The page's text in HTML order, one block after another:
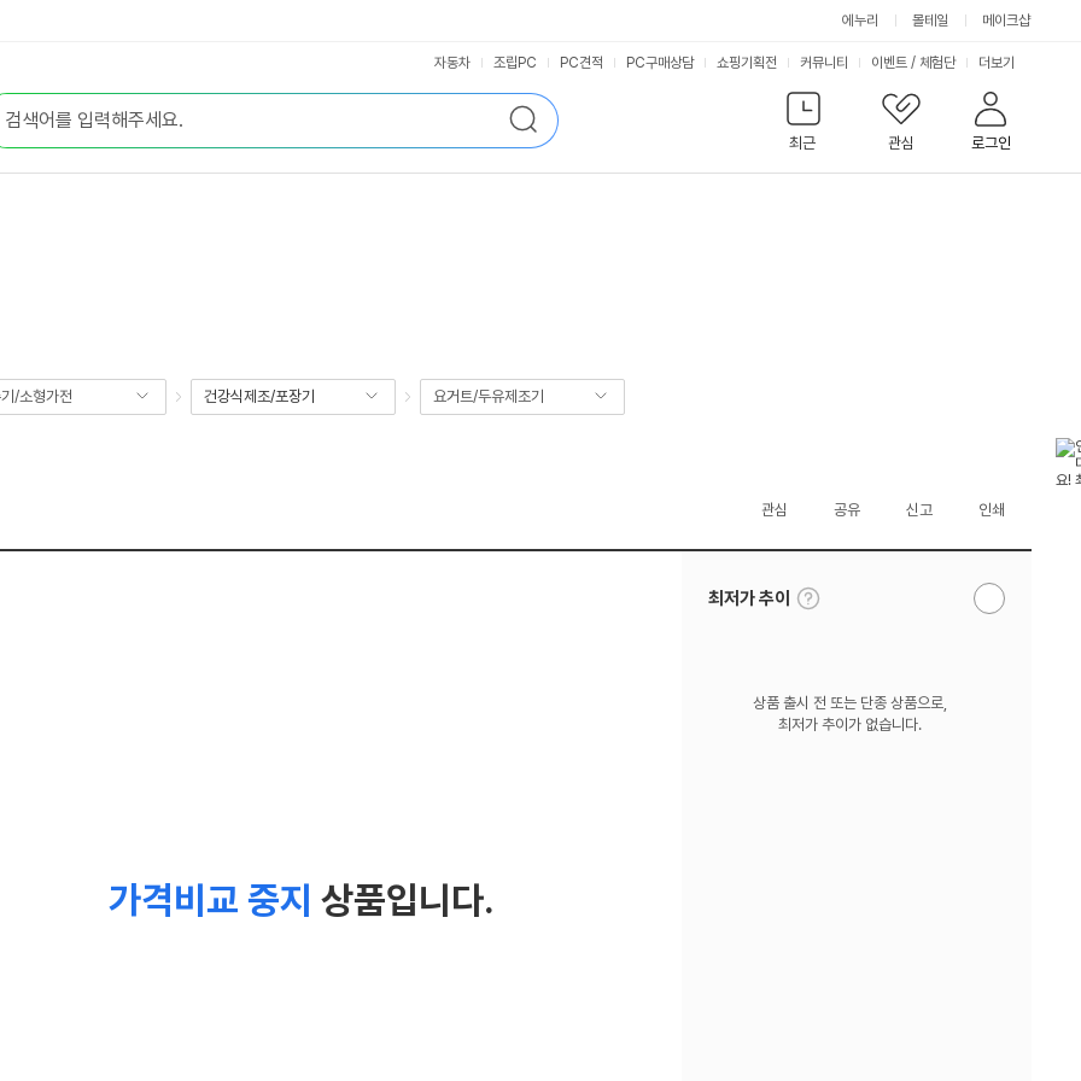
에누리 몰테일 메이크샵
검
색
최근
관심 로그인
자동차 조립PC PC견적 PC구매상담 쇼핑기획전 커뮤니티 이벤트 / 체험단 서
비
스
더보기
/소형가전 건강식제조/포장기 요거트/두유제조기
관심 공유 신고 인쇄
가격비교 중지 상품입니다.
최저가 추이
툴
팁
알
상품 출시 전 또는 단종 상품으로,
최저가 추이가 없습니다.